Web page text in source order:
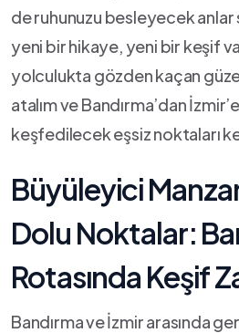
de ruhunuzu besleyecek
yeni bir hikaye, yeni bir ‌keşif
yolculukta gözden ⁤kaçan
atalım ve Bandırma’dan
keşfedilecek eşsiz noktaları
Büyüleyici
Dolu Noktalar:⁣
Rotasında Keşif
Bandırma ve⁢ İzmir arasında